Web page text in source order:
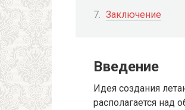
Заключение
Введение
Идея создания
располагается над